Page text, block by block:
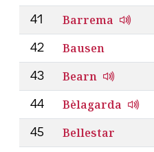
41 Barrema
42 Bausen
43 Bearn
44 Bèlagarda
45 Bellestar